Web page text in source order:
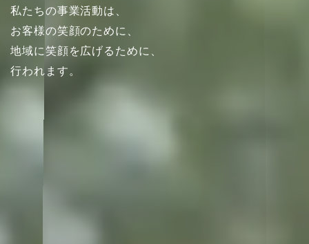
私たちの事業活動は、
お客様の笑顔のために、
地域に笑顔を広げるために、
行われます。